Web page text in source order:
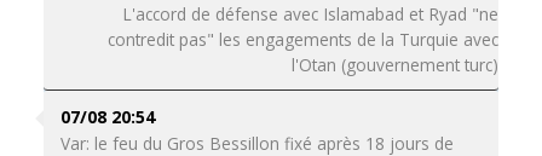
L'accord de défense avec Islamabad et Ryad "ne
contredit pas" les engagements de la Turquie avec
l'Otan (gouvernement turc)
07/08 20:54
Var: le feu du Gros Bessillon fixé après 18 jours de